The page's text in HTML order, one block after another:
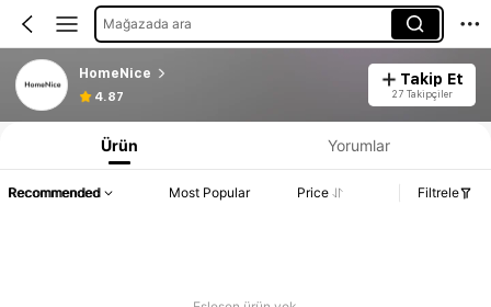
Mağazada ara
HomeNice
4.87
Takip Et
27 Takipçiler
Ürün Yorumlar
Recommended Most Popular Price Filtrele